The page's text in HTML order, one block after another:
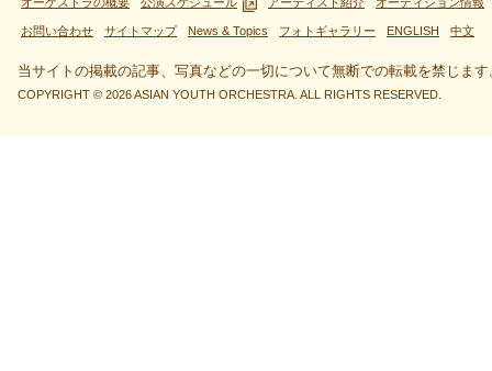
お問い合わせ サイトマップ News & Topics フォトギャラリー ENGLISH 中文
当サイトの掲載の記事、写真などの一切について無断での転載を禁じます
COPYRIGHT © 2026 ASIAN YOUTH ORCHESTRA. ALL RIGHTS RESERVED.